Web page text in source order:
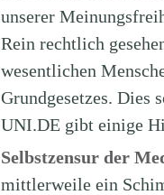
unserer
Rein rechtlich
wesentlichen
Grundgesetzes. Dies
UNI.DE gibt einige
Selbstzensur der
mittlerweile ein